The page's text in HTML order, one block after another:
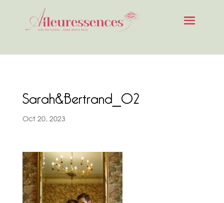
Sarah&Bertrand_02
Oct 20, 2023